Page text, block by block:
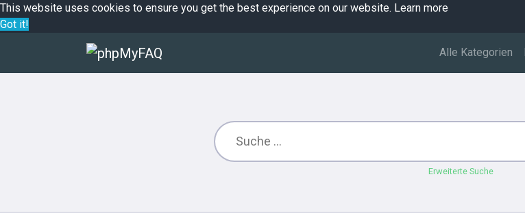
This website uses cookies to ensure you get the best experience on our website. Learn more
Got it!
Alle Kategorien
Erweiterte Suche